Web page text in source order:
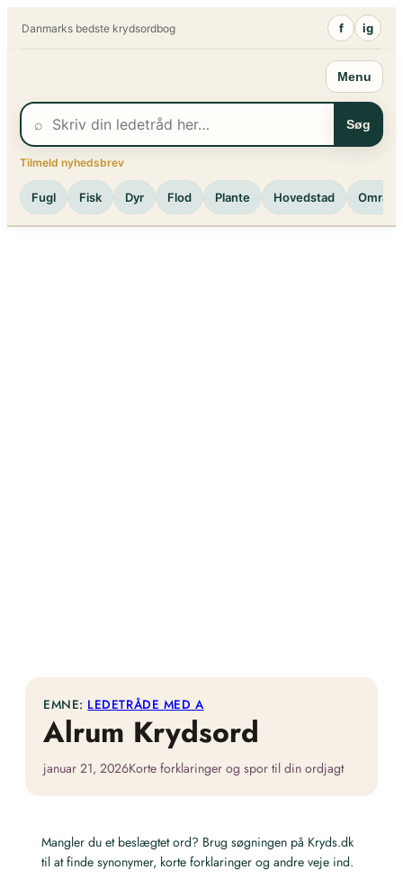
Danmarks bedste krydsordbog f ig
Menu
⌕ Søg
Tilmeld nyhedsbrev
Fugl Fisk Dyr Flod Plante Hovedstad Område
EMNE: LEDETRÅDE MED A
Alrum Krydsord
januar 21, 2026Korte forklaringer og spor til din ordjagt
Mangler du et beslægtet ord? Brug søgningen på Kryds.dk
til at finde synonymer, korte forklaringer og andre veje ind.